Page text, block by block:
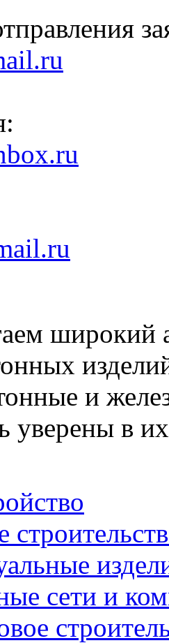
широкий
и
уверены в их
сети и